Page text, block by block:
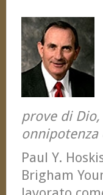
prove di
onnipotenza
Paul Y.
Brigham